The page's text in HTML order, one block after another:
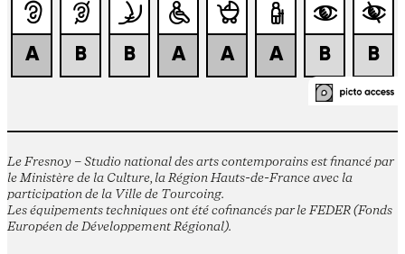
Le Fresnoy – Studio national des arts contemporains est financé par
le Ministère de la Culture, la Région Hauts-de-France avec la
participation de la Ville de Tourcoing.
Les équipements techniques ont été cofinancés par le FEDER (Fonds
Européen de Développement Régional).